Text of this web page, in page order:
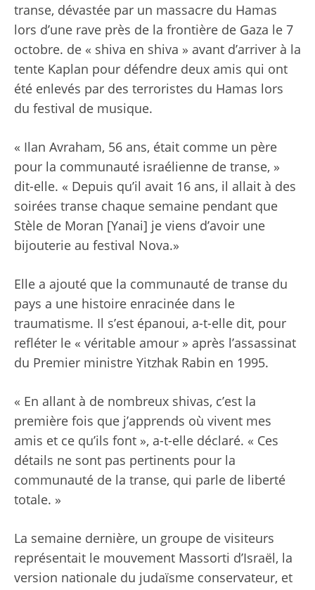
transe, dévastée par un massacre du Hamas
lors d’une rave près de la frontière de Gaza le 7
octobre. de « shiva en shiva » avant d’arriver à la
tente Kaplan pour défendre deux amis qui ont
été enlevés par des terroristes du Hamas lors
du festival de musique.
« Ilan Avraham, 56 ans, était comme un père
pour la communauté israélienne de transe, »
dit-elle. « Depuis qu’il avait 16 ans, il allait à des
soirées transe chaque semaine pendant que
Stèle de Moran [Yanai] je viens d’avoir une
bijouterie au festival Nova.»
Elle a ajouté que la communauté de transe du
pays a une histoire enracinée dans le
traumatisme. Il s’est épanoui, a-t-elle dit, pour
refléter le « véritable amour » après l’assassinat
du Premier ministre Yitzhak Rabin en 1995.
« En allant à de nombreux shivas, c’est la
première fois que j’apprends où vivent mes
amis et ce qu’ils font », a-t-elle déclaré. « Ces
détails ne sont pas pertinents pour la
communauté de la transe, qui parle de liberté
totale. »
La semaine dernière, un groupe de visiteurs
représentait le mouvement Massorti d’Israël, la
version nationale du judaïsme conservateur, et